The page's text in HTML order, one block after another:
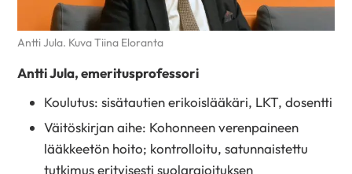
Antti Jula. Kuva Tiina Eloranta
Antti Jula, emeritusprofessori
Koulutus: sisätautien erikoislääkäri, LKT, dosentti
Väitöskirjan aihe: Kohonneen verenpaineen
lääkkeetön hoito; kontrolloitu, satunnaistettu
tutkimus erityisesti suolarajoituksen